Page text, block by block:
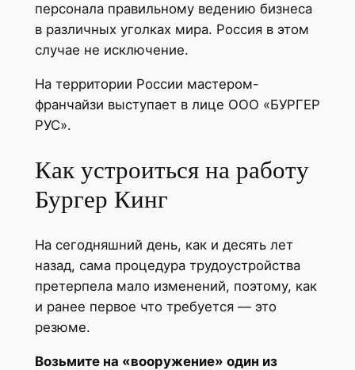
персонала правильному ведению бизнеса
в различных уголках мира. Россия в этом
случае не исключение.
На территории России мастером-
франчайзи выступает в лице ООО «БУРГЕР
РУС».
Как устроиться на работу
Бургер Кинг
На сегодняшний день, как и десять лет
назад, сама процедура трудоустройства
претерпела мало изменений, поэтому, как
и ранее первое что требуется — это
резюме.
Возьмите на «вооружение» один из